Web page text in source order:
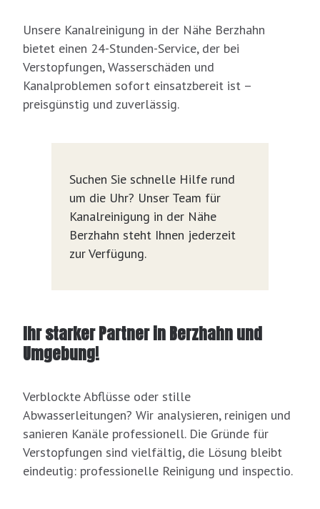
Unsere Kanalreinigung in der Nähe Berzhahn
bietet einen 24-Stunden-Service, der bei
Verstopfungen, Wasserschäden und
Kanalproblemen sofort einsatzbereit ist –
preisgünstig und zuverlässig.
Suchen Sie schnelle Hilfe rund
um die Uhr? Unser Team für
Kanalreinigung in der Nähe
Berzhahn steht Ihnen jederzeit
zur Verfügung.
Ihr starker Partner in Berzhahn und
Umgebung!
Verblockte Abflüsse oder stille
Abwasserleitungen? Wir analysieren, reinigen und
sanieren Kanäle professionell. Die Gründe für
Verstopfungen sind vielfältig, die Lösung bleibt
eindeutig: professionelle Reinigung und inspectio.